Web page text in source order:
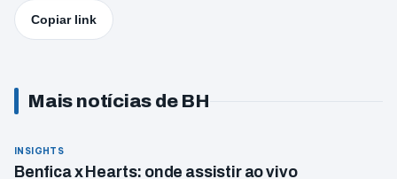
Copiar link
Mais notícias de BH
INSIGHTS
Benfica x Hearts: onde assistir ao vivo